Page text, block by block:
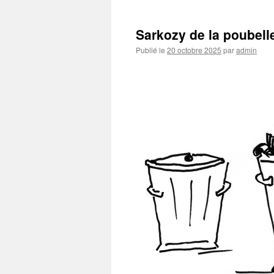
Sarkozy de la
Publié le 20 octobre 2025 paradmin